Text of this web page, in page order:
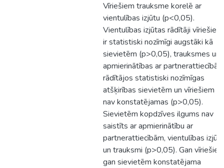
Vīriešiem trauksme korelē ar
vientulības izjūtu (p<0,05).
Vientulības izjūtas rādītāji vīriešiem
ir statistiski nozīmīgi augstāki kā
sievietēm (p>0,05), trauksmes un
apmierinātības ar partnerattiecībām
rādītājos statistiski nozīmīgas
atšķirības sievietēm un vīriešiem
nav konstatējamas (p>0,05).
Sievietēm kopdzīves ilgums nav
saistīts ar apmierinātību ar
partnerattiecībām, vientulības izjūtu
un trauksmi (p>0,05). Gan
gan sievietēm konstatējama